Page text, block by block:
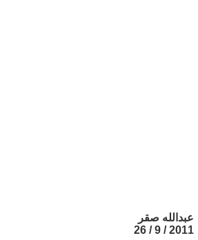
عبدالله صقر
2011 / 9 / 26